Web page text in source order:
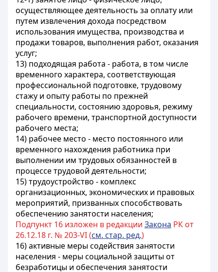
осуществляющее деятельность за оплату или
путем извлечения дохода посредством
использования имущества, производства и
продажи товаров, выполнения работ, оказания
услуг;
13) подходящая работа - работа, в том числе
временного характера, соответствующая
профессиональной подготовке, трудовому
стажу и опыту работы по прежней
специальности, состоянию здоровья, режиму
рабочего времени, транспортной доступности
рабочего места;
14) рабочее место - место постоянного или
временного нахождения работника при
выполнении им трудовых обязанностей в
процессе трудовой деятельности;
15) трудоустройство - комплекс
организационных, экономических и правовых
мероприятий, призванных способствовать
обеспечению занятости населения;
Подпункт 16 изложен в редакции Закона РК от
26.12.18 г. № 203-VI (см. стар. ред.)
16) активные меры содействия занятости
населения - меры социальной защиты от
безработицы и обеспечения занятости